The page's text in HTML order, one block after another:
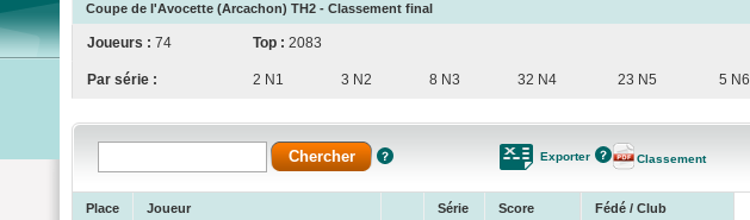
Coupe de l'Avocette (Arcachon) TH2 - Classement final
Joueurs : 74 Top : 2083
Par série : 2 N1 3 N2 8 N3 32 N4 23 N5 5 N6
Exporter Classement
Place Joueur Série Score Fédé / Club